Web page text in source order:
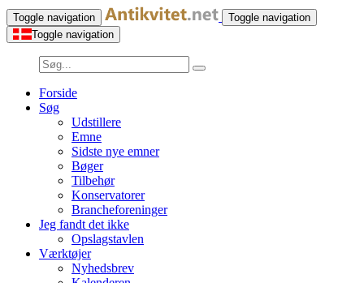
Toggle navigation
Toggle navigation
Toggle navigation
Forside
Søg
Udstillere
Emne
Sidste nye emner
Bøger
Tilbehør
Konservatorer
Brancheforeninger
Jeg fandt det ikke
Opslagstavlen
Værktøjer
Nyhedsbrev